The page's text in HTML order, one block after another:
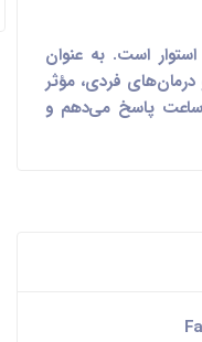
پایه‌های عمل من بر اساس همدلی، ارتباط، آموزش و compassion استوار است. به عنوان
فردی، مؤثر
بر شواهد را ارائه می‌کنم. شخصاً به تماس‌هایم در مدت 24 ساعت پاسخ می‌دهم و